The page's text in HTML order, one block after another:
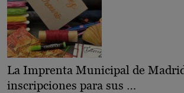
La Imprenta Municipal de
inscripciones para sus …